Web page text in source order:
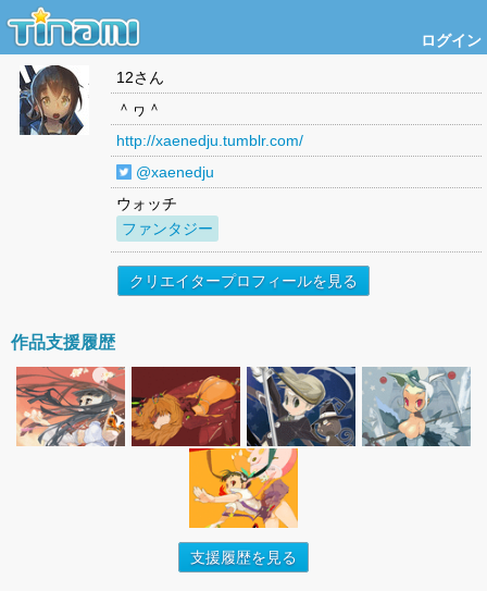
ログイン
12さん
＾ヮ＾
http://xaenedju.tumblr.com/
@xaenedju
ウォッチ
ファンタジー
クリエイタープロフィールを見る
作品支援履歴
支援履歴を見る